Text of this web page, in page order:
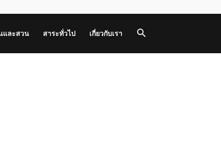
และสวน สาระทั่วไป เกี่ยวกับเรา